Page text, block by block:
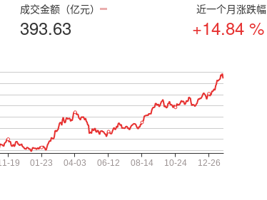
成交金额（亿元）
393.63
近一个月涨跌幅
+14.84 %